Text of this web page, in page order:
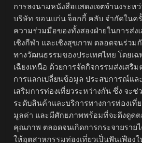
การลงนามหนังสือแสดงเจตจำนงระห
บริษัท ขอนแก่น จ็อกกี้ คลับ จำกัดในค
ความร่วมมือของทั้งสองฝ่ายในการส่ง
เชิงกีฬา และเชิงสุขภาพ ตลอดจนร่วม
ทางวัฒนธรรมของประเทศไทย โดยเ
เฉียงเหนือ ด้วยการจัดกิจกรรมส่งเสริ
การแลกเปลี่ยนข้อมูล ประสบการณ์แล
เสริมการท่องเที่ยวระหว่างกัน ซึ่ง จะ
ระดับสินค้าและบริการทางการท่องเที่
มูลค่า และมีศักยภาพพร้อมที่จะดึงดูดต
คุณภาพ ตลอดจนเกิดการกระจายราย
ให้อุตสาหกรรมท่องเที่ยวเป็นฟันเฟือง